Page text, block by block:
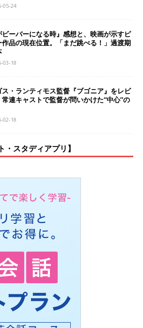
05-24
ビーバーになる時』感想と、映画が示すピ
作品の現在位置。「まだ跳べる！」過渡期
03-18
ス・ランティモス監督『ブゴニア』をレビ
常連キャストで監督が問いかけた“中心”の
02-18
・スタディアプリ】